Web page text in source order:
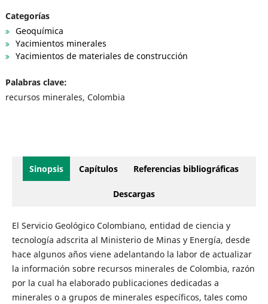
Categorías
Geoquímica
Yacimientos minerales
Yacimientos de materiales de construcción
Palabras clave:
recursos minerales, Colombia
Sinopsis Capítulos Referencias bibliográficas
Descargas
El Servicio Geológico Colombiano, entidad de ciencia y
tecnología adscrita al Ministerio de Minas y Energía, desde
hace algunos años viene adelantando la labor de actualizar
la información sobre recursos minerales de Colombia, razón
por la cual ha elaborado publicaciones dedicadas a
minerales o a grupos de minerales específicos, tales como